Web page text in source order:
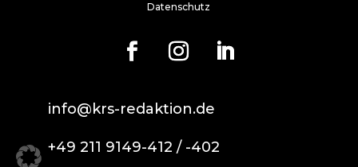
Datenschutz
info@krs-redaktion.de
+49 211 9149-412 / -402